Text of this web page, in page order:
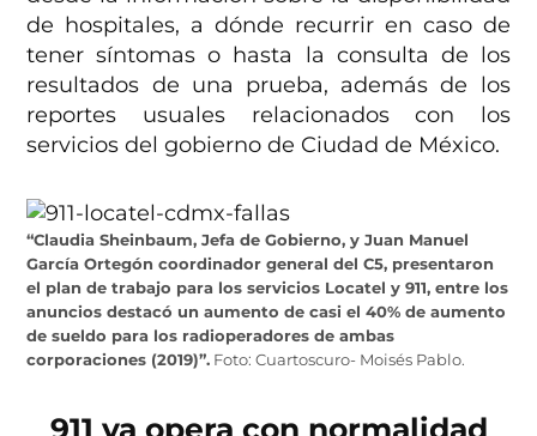
de hospitales, a dónde recurrir en caso de
tener síntomas o hasta la consulta de los
resultados de una prueba, además de los
reportes usuales relacionados con los
servicios del gobierno de Ciudad de México.
“Claudia Sheinbaum, Jefa de Gobierno, y Juan Manuel
García Ortegón coordinador general del C5, presentaron
el plan de trabajo para los servicios Locatel y 911, entre los
anuncios destacó un aumento de casi el 40% de aumento
de sueldo para los radioperadores de ambas
corporaciones (2019)”. Foto: Cuartoscuro- Moisés Pablo.